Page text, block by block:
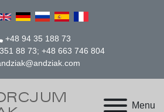
+48 94 35 188 73
88 73; +48 663 746 804
Menu